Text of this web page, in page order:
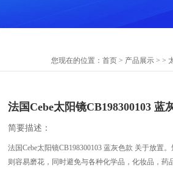
您现在的位置： 首页 > 产品展示 > >
法国Cebe太阳镜CB198300103 蓝
简要描述：
法国Cebe太阳镜CB198300103 蓝灰色款 关于放置
则容易磨花，同时避免与各种化学品，化妆品，